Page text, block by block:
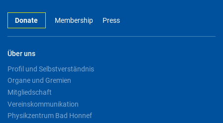
Donate Membership Press
Über uns
Profil und Selbstverständnis
Organe und Gremien
Mitgliedschaft
Vereinskommunikation
Physikzentrum Bad Honnef